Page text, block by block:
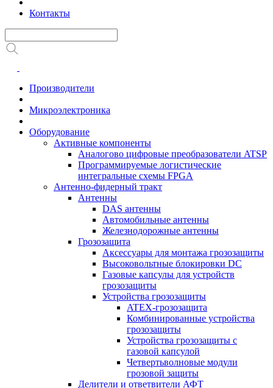
Контакты
Производители
Микроэлектроника
Оборудование
Активные компоненты
Аналогово цифровые преобразователи ATSP
Программируемые логистические
интегральные схемы FPGA
Антенно-фидерный тракт
Антенны
DAS антенны
Автомобильные антенны
Железнодорожные антенны
Грозозащита
Аксессуары для монтажа грозозащиты
Высоковольтные блокировки DC
Газовые капсулы для устройств
грозозащиты
Устройства грозозащиты
ATEX-грозозащита
Комбинированные устройства
грозозащиты
Устройства грозозащиты с
газовой капсулой
Четвертьволновые модули
грозовой защиты
Делители и ответвители АФТ